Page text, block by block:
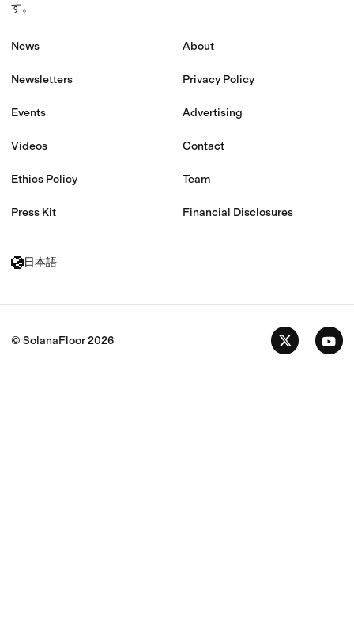
す。
News
Newsletters
Events
Videos
Ethics Policy
Press Kit
About
Privacy Policy
Advertising
Contact
Team
Financial Disclosures
日本語
© SolanaFloor2026